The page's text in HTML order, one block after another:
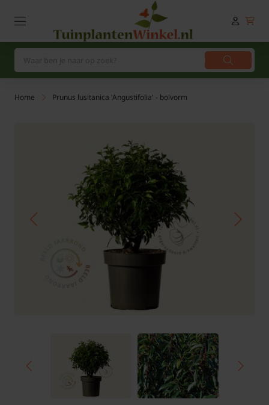
Home Prunus lusitanica 'Angustifolia' - bolvorm